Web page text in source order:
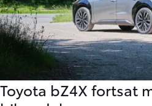
Toyota bZ4X fortsat